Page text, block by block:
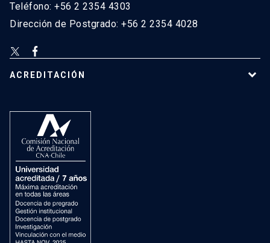
Teléfono: +56 2 2354 4303
Dirección de Postgrado: +56 2 2354 4028
ACREDITACIÓN